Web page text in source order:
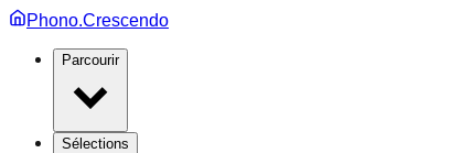
Phono.Crescendo
Parcourir
Sélections